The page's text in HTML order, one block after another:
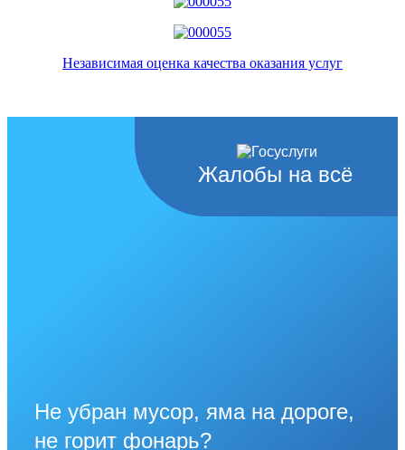
Независимая оценка качества оказания услуг
Жалобы на всё
Не убран мусор, яма на дороге,
не горит фонарь?